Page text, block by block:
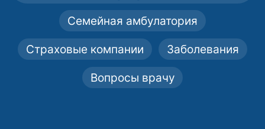
Семейная амбулатория
Страховые компании Заболевания
Вопросы врачу